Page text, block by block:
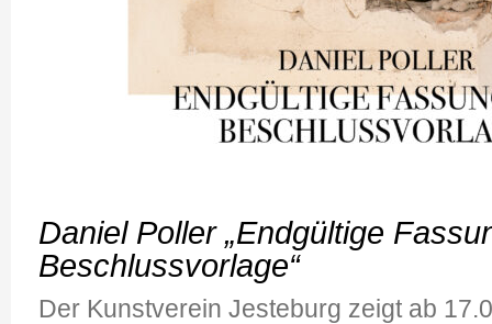
Daniel Poller „Endgültige
Beschlussvorlage“
Der Kunstverein Jesteburg zeigt ab